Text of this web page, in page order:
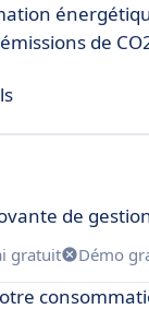
de
de
gratuit Démo